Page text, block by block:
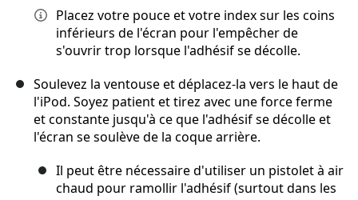
Placez votre pouce et votre index sur les coins
inférieurs de l'écran pour l'empêcher de
s'ouvrir trop lorsque l'adhésif se décolle.
Soulevez la ventouse et déplacez-la vers le haut de
l'iPod. Soyez patient et tirez avec une force ferme
et constante jusqu'à ce que l'adhésif se décolle et
l'écran se soulève de la coque arrière.
Il peut être nécessaire d'utiliser un pistolet à air
chaud pour ramollir l'adhésif (surtout dans les